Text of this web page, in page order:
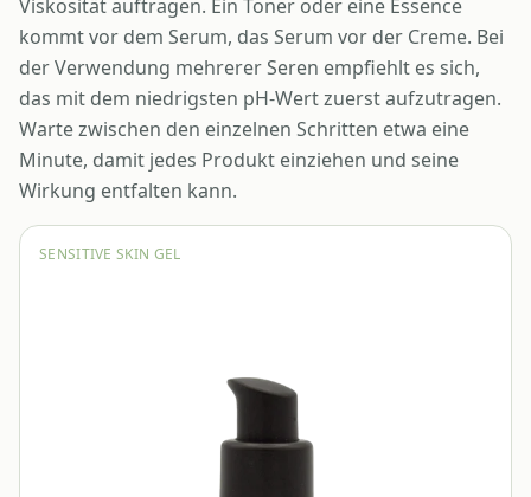
Viskosität auftragen. Ein Toner oder eine Essence
kommt vor dem Serum, das Serum vor der Creme. Bei
der Verwendung mehrerer Seren empfiehlt es sich,
das mit dem niedrigsten pH-Wert zuerst aufzutragen.
Warte zwischen den einzelnen Schritten etwa eine
Minute, damit jedes Produkt einziehen und seine
Wirkung entfalten kann.
SENSITIVE SKIN GEL